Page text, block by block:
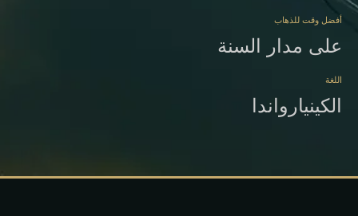
أفضل وقت للذهاب
على مدار السنة
اللغة
الكينيارواندا